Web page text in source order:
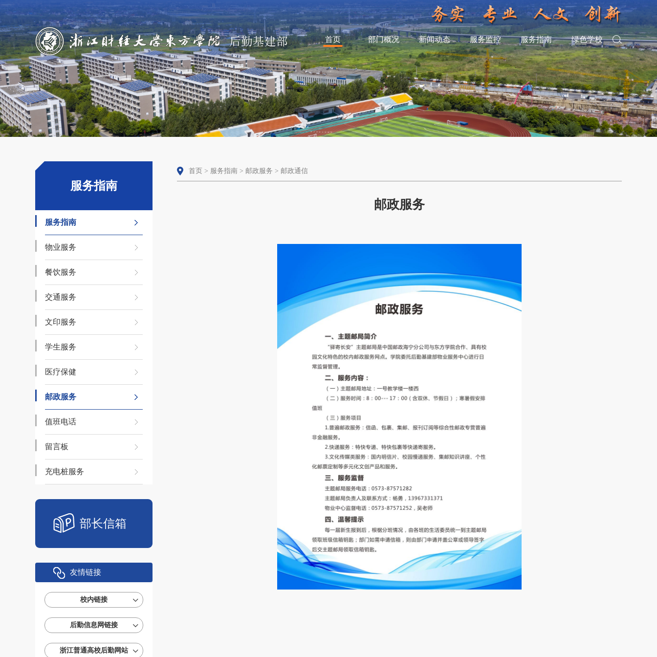
首页 部门概况 新闻动态 服务监控 服务指南 绿色学校
服务指南
服务指南
物业服务
餐饮服务
交通服务
文印服务
学生服务
医疗保健
邮政服务
值班电话
留言板
充电桩服务
部长信箱
友情链接
校内链接
后勤信息网链接
浙江普通高校后勤网站
首页 > 服务指南 > 邮政服务 > 邮政通信
邮政服务